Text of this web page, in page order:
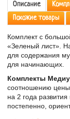
Описание
Похожие товары
Комплект с
«Зеленый лист».
для содержания
для начинающих.
Комплекты
соотношению
на 2 года
постепенно,